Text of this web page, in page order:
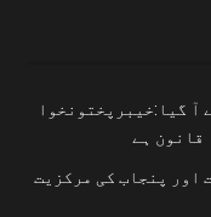
آ گیا:خیبرپختونخوا
قانون ہے
اور پنجاب کی مرکزیت